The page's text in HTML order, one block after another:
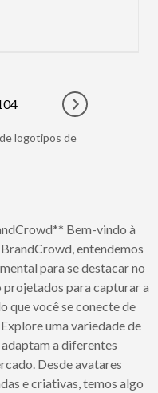
Go to next
logotipos de
Bem-vindo à
entendemos
para se destacar no
para capturar a
que você se conecte de
uma variedade de
a diferentes
Desde avatares
e criativas, temos algo